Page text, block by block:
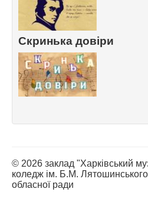
Скринька довіри
© 2026 заклад "Харківський
коледж ім. Б.М.
обласної ради